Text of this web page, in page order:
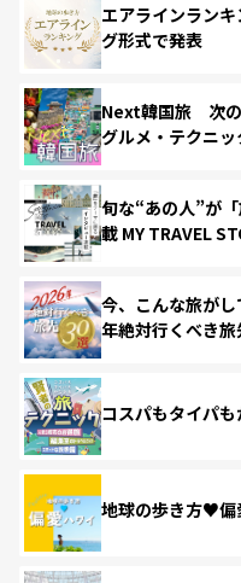
エアラインラン
グ形式で発表
Next韓国旅 次の
グルメ・テクニッ
旬な“あの人”が
載 MY TRAVEL
今、こんな旅が
年絶対行くべき
コスパもタイパ
地球の歩き方♥偏